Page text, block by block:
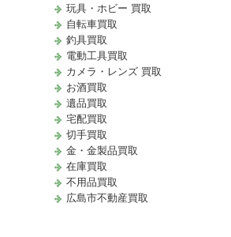
玩具・ホビー 買取
自転車買取
釣具買取
電動工具買取
カメラ・レンズ 買取
お酒買取
遺品買取
宅配買取
切手買取
金・金製品買取
在庫買取
不用品買取
広島市不動産買取